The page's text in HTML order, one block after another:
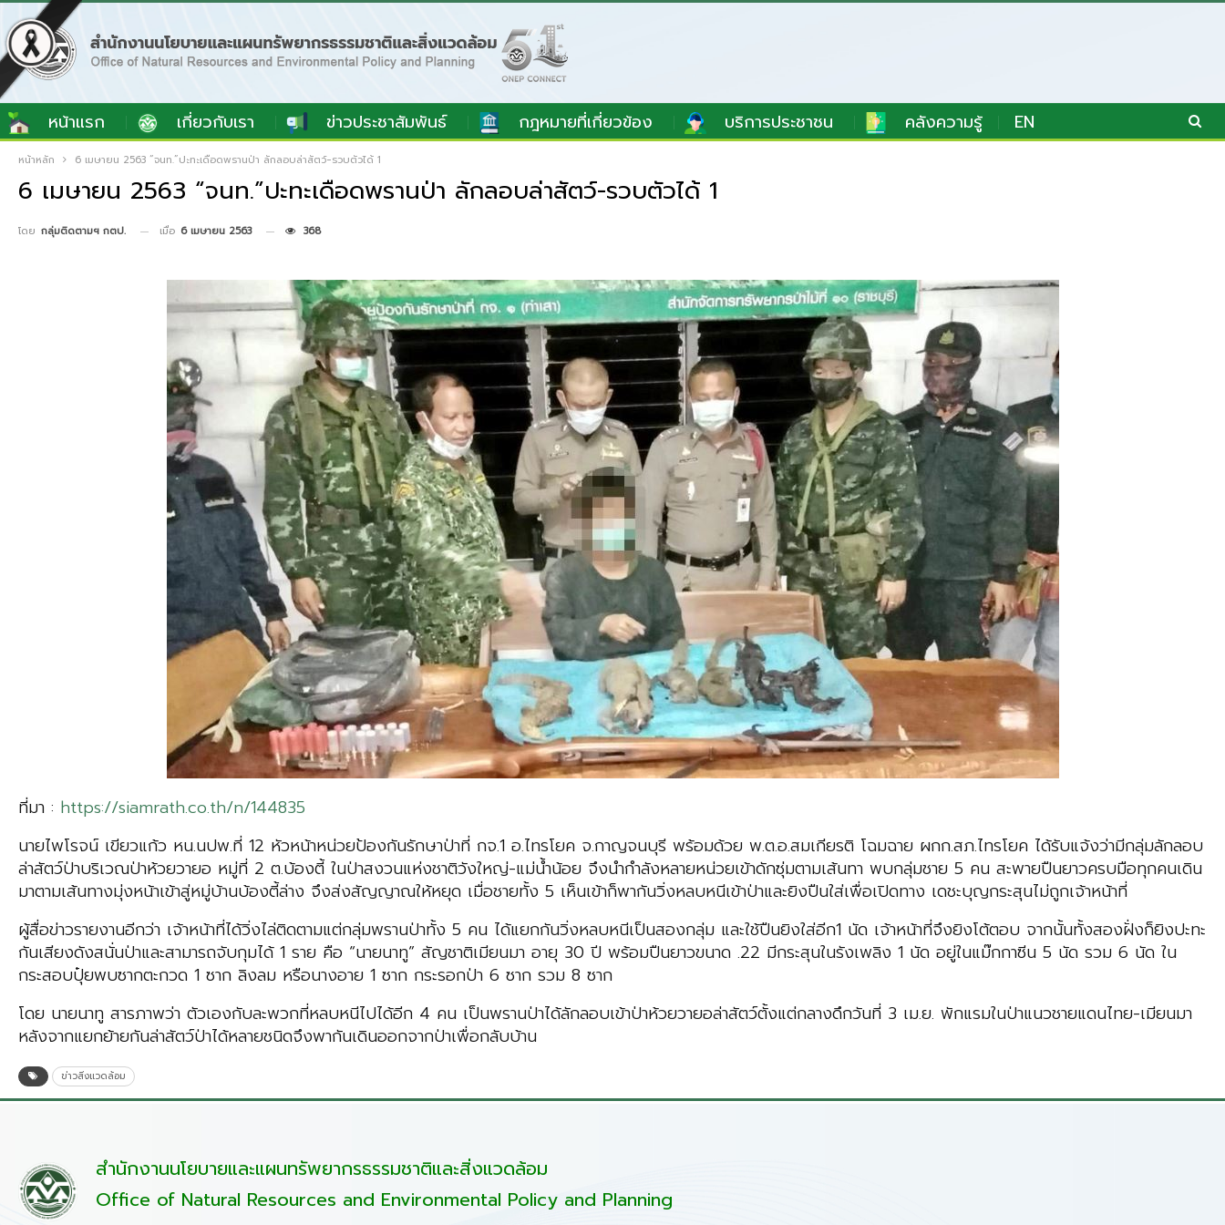
หน้าแรก เกี่ยวกับเรา ข่าวประชาสัมพันธ์ กฎหมายที่เกี่ยวข้อง บริการประชาชน คลังความรู้ EN
หน้าหลัก 6 เมษายน 2563 “จนท.”ปะทะเดือดพรานป่า ลักลอบล่าสัตว์-รวบตัวได้ 1
6 เมษายน 2563 “จนท.”ปะทะเดือดพรานป่า ลักลอบล่าสัตว์-รวบตัวได้ 1
โดย กลุ่มติดตามฯ กตป. เมื่อ 6 เมษายน 2563 368
ที่มา : https://siamrath.co.th/n/144835
นายไพโรจน์ เขียวแก้ว หน.นปพ.ที่ 12 หัวหน้าหน่วยป้องกันรักษาป่าที่ กจ.1 อ.ไทรโยค จ.กาญจนบุรี พร้อมด้วย พ.ต.อ.สมเกียรติ โฉมฉาย ผกก.สภ.ไทรโยค ได้รับแจ้งว่ามีกลุ่มลักลอบ
ล่าสัตว์ป่าบริเวณป่าห้วยวายอ หมู่ที่ 2 ต.บ้องตี้ ในป่าสงวนแห่งชาติวังใหญ่-แม่น้ำน้อย จึงนำกำลังหลายหน่วยเข้าดักซุ่มตามเส้นทา พบกลุ่มชาย 5 คน สะพายปืนยาวครบมือทุกคนเดิน
มาตามเส้นทางมุ่งหน้าเข้าสู่หมู่บ้านบ้องตี้ล่าง จึงส่งสัญญาณให้หยุด เมื่อชายทั้ง 5 เห็นเข้าก็พากันวิ่งหลบหนีเข้าป่าและยิงปืนใส่เพื่อเปิดทาง เดชะบุญกระสุนไม่ถูกเจ้าหน้าที่
ผู้สื่อข่าวรายงานอีกว่า เจ้าหน้าที่ได้วิ่งไล่ติดตามแต่กลุ่มพรานป่าทั้ง 5 คน ได้แยกกันวิ่งหลบหนีเป็นสองกลุ่ม และใช้ปืนยิงใส่อีก1 นัด เจ้าหน้าที่จึงยิงโต้ตอบ จากนั้นทั้งสองฝั่งก็ยิงปะทะ
กันเสียงดังสนั่นป่าและสามารถจับกุมได้ 1 ราย คือ “นายนาทู” สัญชาติเมียนมา อายุ 30 ปี พร้อมปืนยาวขนาด .22 มีกระสุนในรังเพลิง 1 นัด อยู่ในแม๊กกาซีน 5 นัด รวม 6 นัด ใน
กระสอบปุ๋ยพบซากตะกวด 1 ซาก ลิงลม หรือนางอาย 1 ซาก กระรอกป่า 6 ซาก รวม 8 ซาก
โดย นายนาทู สารภาพว่า ตัวเองกับละพวกที่หลบหนีไปได้อีก 4 คน เป็นพรานป่าได้ลักลอบเข้าป่าห้วยวายอล่าสัตว์ตั้งแต่กลางดึกวันที่ 3 เม.ย. พักแรมในป่าแนวชายแดนไทย-เมียนมา
หลังจากแยกย้ายกันล่าสัตว์ป่าได้หลายชนิดจึงพากันเดินออกจากป่าเพื่อกลับบ้าน
ข่าวสิ่งแวดล้อม
สำนักงานนโยบายและแผนทรัพยากรธรรมชาติและสิ่งแวดล้อม
Office of Natural Resources and Environmental Policy and Planning